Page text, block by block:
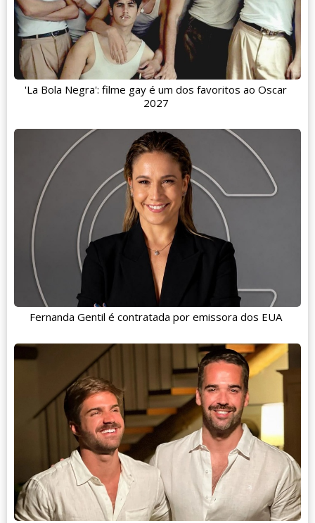
'La Bola Negra': filme gay é um dos favoritos ao Oscar
2027
Fernanda Gentil é contratada por emissora dos EUA